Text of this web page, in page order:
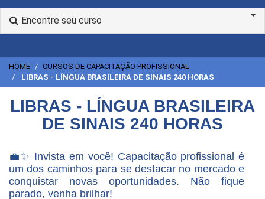
Encontre seu curso
HOME
CURSOS DE CAPACITAÇÃO PROFISSIONAL
LIBRAS - LÍNGUA BRASILEIRA DE SINAIS 240 HORAS
LIBRAS - LÍNGUA BRASILEIRA
DE SINAIS 240 HORAS
💼✨ Invista em você! Capacitação profissional é
um dos caminhos para se destacar no mercado e
conquistar novas oportunidades. Não fique
parado, venha brilhar!